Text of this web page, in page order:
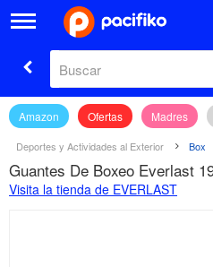
Amazon Ofertas Madres
Deportes y Actividades al Exterior Box
Guantes De Boxeo Everlast
Visita la tienda de EVERLAST